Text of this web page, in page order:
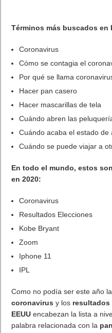
Términos más buscados en
Coronavirus
Cómo se contagia el
Por qué se llama
Hacer pan casero
Hacer mascarillas de tela
Cuándo abren las
Cuándo acaba el estado de
Cuándo se puede viajar a
En todo el mundo, estos
en 2020:
Coronavirus
Resultados Elecciones
Kobe Bryant
Zoom
Iphone 11
IPL
Como no podía ser este año
coronavirus y los resultados
EEUU encabezan la lista a
palabra relacionada con la